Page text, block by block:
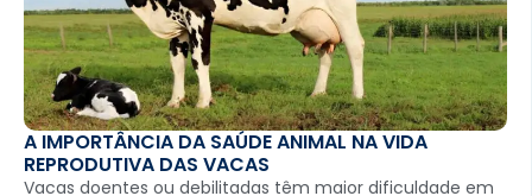
A IMPORTÂNCIA DA SAÚDE ANIMAL NA VIDA
REPRODUTIVA DAS VACAS
Vacas doentes ou debilitadas têm maior dificuldade em